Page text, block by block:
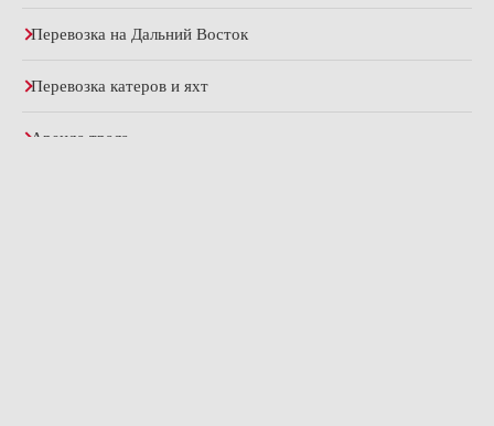
Перевозка на Дальний Восток
Перевозка катеров и яхт
Аренда трала